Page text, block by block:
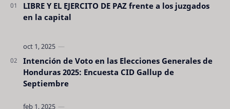
LIBRE Y EL EJERCITO DE PAZ frente a los juzgados
en la capital
Intención de Voto en las Elecciones Generales de
Honduras 2025: Encuesta CID Gallup de
Septiembre